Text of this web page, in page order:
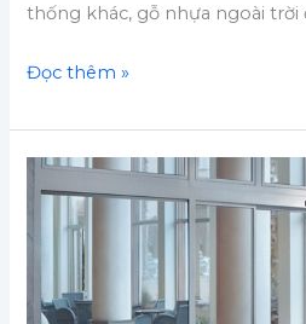
thống khác, gỗ nhựa ngoài
Đọc thêm »
Cải
Thiện
Khả
Lưu